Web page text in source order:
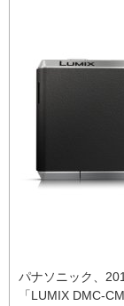
パナソニック、
「LUMIX DMC-